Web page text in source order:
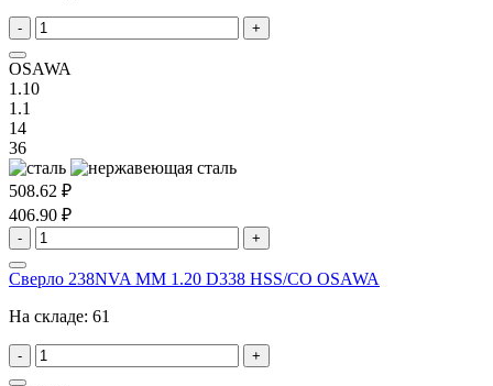
- +
OSAWA
1.10
1.1
14
36
508.62 ₽
406.90 ₽
- +
Сверло 238NVA MM 1.20 D338 HSS/CO OSAWA
На складе: 61
- +